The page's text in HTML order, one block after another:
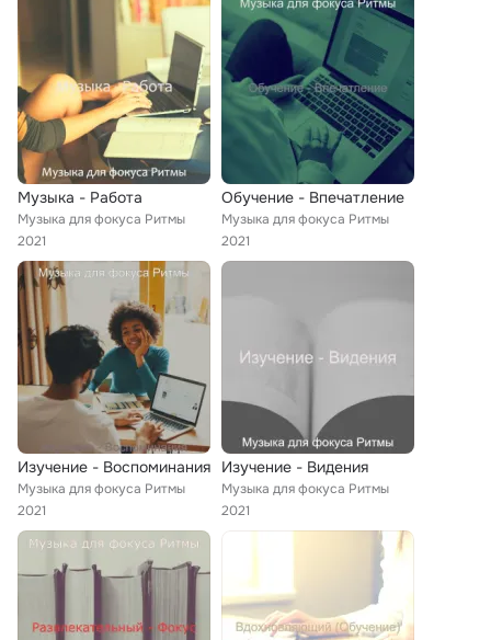
Музыка - Работа
Музыка для фокуса Ритмы
2021
Обучение - Впечатление
Музыка для фокуса Ритмы
2021
Изучение - Воспоминания
Музыка для фокуса Ритмы
2021
Изучение - Видения
Музыка для фокуса Ритмы
2021